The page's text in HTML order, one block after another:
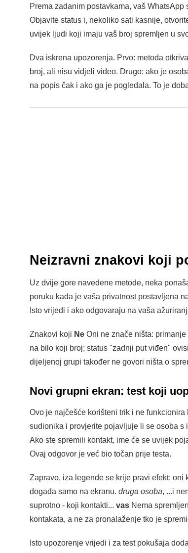
Prema zadanim postavkama, vaš
Objavite status i, nekoliko sati kasnije,
uvijek ljudi koji imaju vaš broj spremljen u
Dva iskrena upozorenja. Prvo: metoda
broj, ali nisu vidjeli video. Drugo: ako je
na popis čak i ako ga je pogledala. To je
Neizravni znakovi koji
Uz dvije gore navedene metode, neka
poruku kada je vaša privatnost postavljena
Isto vrijedi i ako odgovaraju na vaša
Znakovi koji Ne Oni ne znače ništa:
na bilo koji broj; status "zadnji put viđen"
dijeljenoj grupi također ne govori ništa o
Novi grupni ekran: test koji
Ovo je najčešće korišteni trik i ne
sudionika i provjerite pojavljuje li se osoba s
Ako ste spremili kontakt, ime će se uvijek
Ovaj odgovor je već bio točan prije testa.
Zapravo, iza legende se krije pravi efekt:
događa samo na ekranu. druga osoba, ...i
suprotno - koji kontakti... vas Nema
kontakata, a ne za pronalaženje tko je
Isto upozorenje vrijedi i za test pokušaja